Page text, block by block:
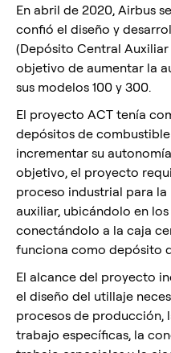
En abril de 2020, Airbus
confió el diseño y
(Depósito Central
objetivo de aumentar la
sus modelos 100 y 300.
El proyecto ACT tenía
depósitos de
incrementar su
objetivo, el proyecto
proceso industrial para
auxiliar, ubicándolo en
conectándolo a la caja
funciona como depósito
El alcance del proyecto
el diseño del utillaje
procesos de producción,
trabajo específicas, la